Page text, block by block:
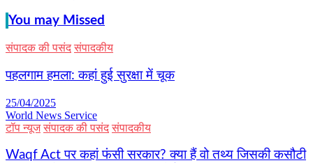
You may Missed
संपादक की पसंद संपादकीय
पहलगाम हमला: कहां हुई सुरक्षा में चूक
25/04/2025
World News Service
टॉप न्यूज संपादक की पसंद संपादकीय
Waqf Act पर कहां फंसी सरकार? क्या हैं वो तथ्य जिसकी कसौटी